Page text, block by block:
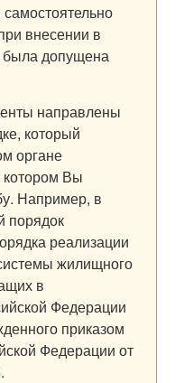
внесении в
допущена
направлены
который
органе
котором Вы
Например, в
порядок
реализации
жилищного
в
Федерации
приказом
Федерации от